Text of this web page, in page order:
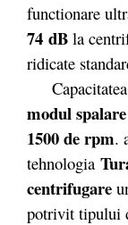
functionare
74 dB la
ridicate
Capacitatea
modul spalare
1500de rpm.
tehnologia
centrifugare
potrivit tipului